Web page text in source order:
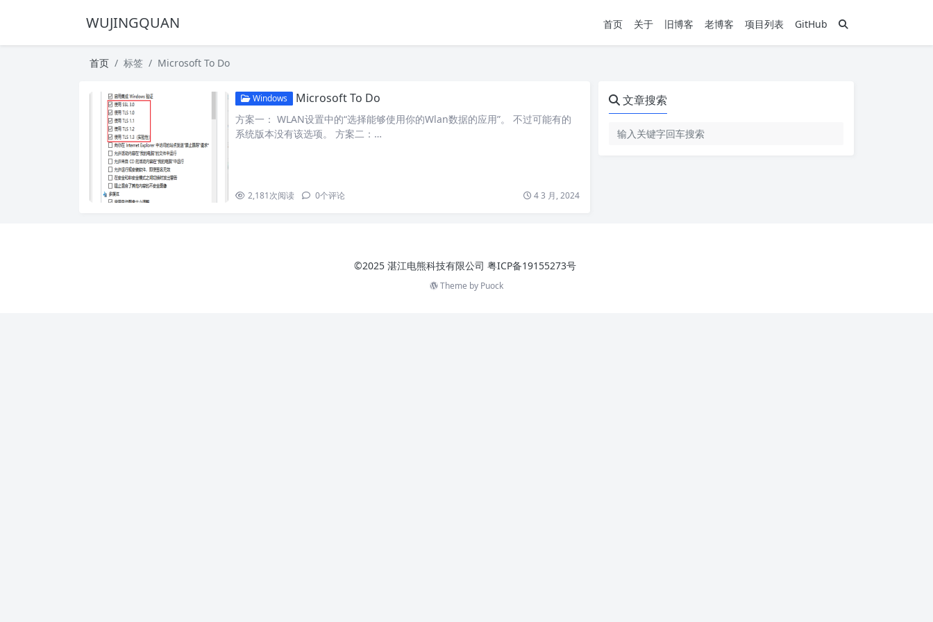
WUJINGQUAN 首页 关于 旧博客 老博客 项目列表 GitHub
首页 标签 Microsoft To Do
Windows Microsoft To Do
方案一： WLAN设置中的“选择能够使用你的Wlan数据的应用”。 不过可能有的
系统版本没有该选项。 方案二：…
2,181次阅读 0个评论 4 3 月, 2024
文章搜索
©2025 湛江电熊科技有限公司 粤ICP备19155273号
Theme by Puock